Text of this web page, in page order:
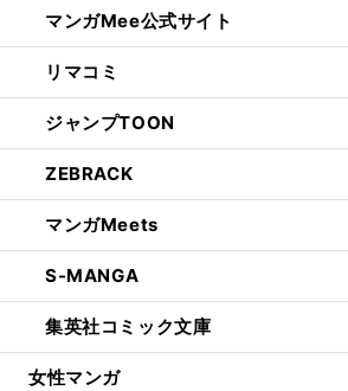
マンガMee公式サイト
リマコミ
ジャンプTOON
ZEBRACK
マンガMeets
S-MANGA
集英社コミック文庫
女性マンガ